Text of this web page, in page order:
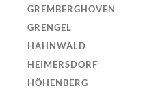
GREMBERGHOVEN
GRENGEL
HAHNWALD
HEIMERSDORF
HÖHENBERG